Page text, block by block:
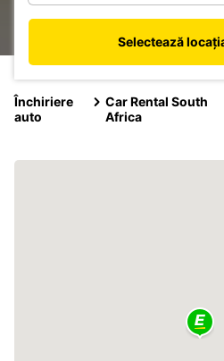
Selectează
Închiriere
auto
Car Rental South
Africa